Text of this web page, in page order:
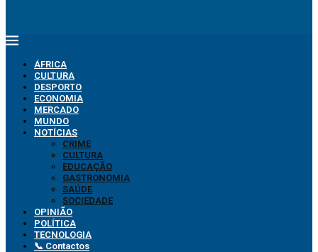
ÁFRICA
CULTURA
DESPORTO
ECONOMIA
MERCADO
MUNDO
NOTÍCIAS
CRIME
CULTURA
EDUCAÇÃO
GASTRONOMIA
SAÚDE
SOCIEDADE
OPINIÃO
POLÍTICA
TECNOLOGIA
📞 Contactos